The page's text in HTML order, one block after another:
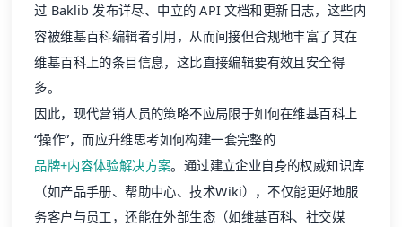
过 Baklib 发布详尽、中立的 API 文档和更新日志，这些内
容被维基百科编辑者引用，从而间接但合规地丰富了其在
维基百科上的条目信息，这比直接编辑要有效且安全得
多。
因此，现代营销人员的策略不应局限于如何在维基百科上
“操作”，而应升维思考如何构建一套完整的
品牌+内容体验解决方案。通过建立企业自身的权威知识库
（如产品手册、帮助中心、技术Wiki），不仅能更好地服
务客户与员工，还能在外部生态（如维基百科、社交媒